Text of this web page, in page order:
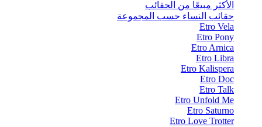
الأكثر مبيعًا من الحقائب
حقائب النساء حسب المجموعة
Etro Vela
Etro Pony
Etro Arnica
Etro Libra
Etro Kalispera
Etro Doc
Etro Talk
Etro Unfold Me
Etro Saturno
Etro Love Trotter